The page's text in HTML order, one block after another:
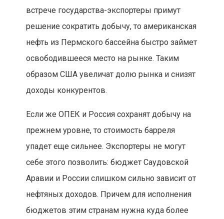
встрече государства-экспортеры примут
решение сократить добычу, то американская
нефть из Пермского бассейна быстро займет
освободившееся место на рынке. Таким
образом США увеличат долю рынка и снизят
доходы конкурентов.
Если же ОПЕК и Россия сохранят добычу на
прежнем уровне, то стоимость барреля
упадет еще сильнее. Экспортеры не могут
себе этого позволить: бюджет Саудовской
Аравии и России слишком сильно зависит от
нефтяных доходов. Причем для исполнения
бюджетов этим странам нужна куда более